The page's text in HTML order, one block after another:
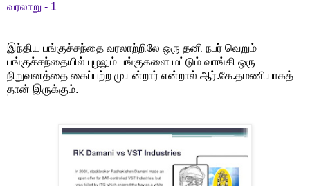
வரலாறு - 1
இந்திய பங்குச்சந்தை வரலாற்றிலே ஒரு தனி நபர் வெறும்
பங்குச்சந்தையில் புழலும் பங்குகளை மட்டும் வாங்கி ஒரு
நிறுவனத்தை கைப்பற்ற முயன்றார் என்றால் ஆர்.கே.தமணியாகத்
தான் இருக்கும்.